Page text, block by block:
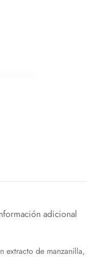
adicional
extracto de manzanilla,